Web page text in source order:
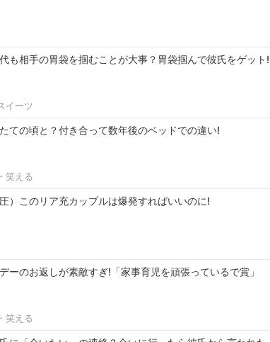
も相手の胃袋を掴むことが大事？胃袋掴んで彼氏をゲット!
イーツ
ての頃と？付き合って数年後のベッドでの違い!
笑える
）このリア充カップルは爆発すればいいのに!
ーのお返しが素敵すぎ!「家事育児を頑張っているで賞」
笑える